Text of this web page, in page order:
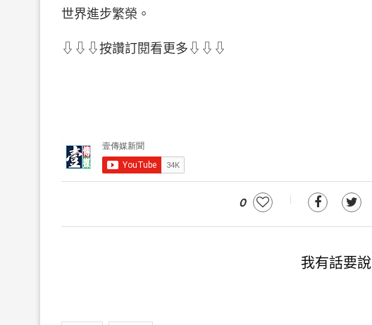
世界進步繁榮。
⇩⇩⇩按讚訂閱看更多⇩⇩⇩
0
我有話要說